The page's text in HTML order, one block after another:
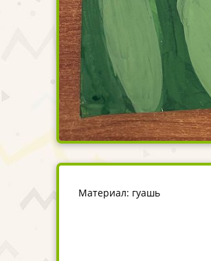
Материал: гуашь